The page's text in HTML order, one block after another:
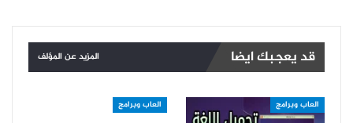
قد يعجبك ايضا المزيد عن المؤلف
العاب وبرامج العاب وبرامج